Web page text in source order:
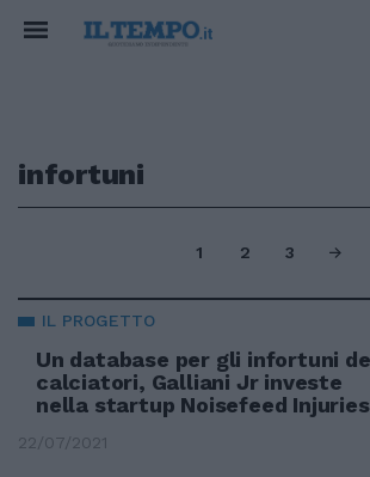
infortuni
1 2 3
IL PROGETTO
Un database per gli infortuni
calciatori, Galliani Jr investe
nella startup Noisefeed Injuries
22/07/2021